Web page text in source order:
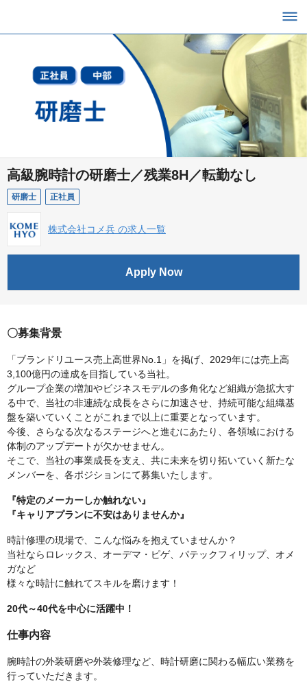
高級腕時計の研磨士／残業8H／転勤なし
研磨士 正社員
株式会社コメ兵 の求人一覧
Apply Now
〇募集背景
「ブランドリユース売上高世界No.1」を掲げ、2029年には売上高
3,100億円の達成を目指している当社。
グループ企業の増加やビジネスモデルの多角化など組織が急拡大す
る中で、当社の非連続な成長をさらに加速させ、持続可能な組織基
盤を築いていくことがこれまで以上に重要となっています。
今後、さらなる次なるステージへと進むにあたり、各領域における
体制のアップデートが欠かせません。
そこで、当社の事業成長を支え、共に未来を切り拓いていく新たな
メンバーを、各ポジションにて募集いたします。
『特定のメーカーしか触れない』
『キャリアプランに不安はありませんか』
時計修理の現場で、こんな悩みを抱えていませんか？
当社ならロレックス、オーデマ・ピゲ、パテックフィリップ、オメ
ガなど
様々な時計に触れてスキルを磨けます！
20代～40代を中心に活躍中！
仕事内容
腕時計の外装研磨や外装修理など、時計研磨に関わる幅広い業務を
行っていただきます。